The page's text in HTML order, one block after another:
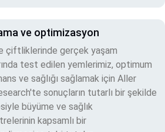
ve optimizasyon
çiftliklerinde gerçek yaşam
test edilen yemlerimiz, optimum
ve sağlığı sağlamak için Aller
sonuçların tutarlı bir şekilde
büyüme ve sağlık
kapsamlı bir